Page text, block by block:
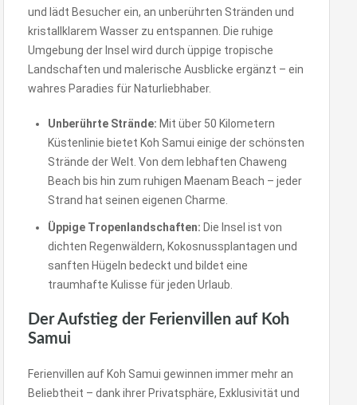
und lädt Besucher ein, an unberührten Stränden und
kristallklarem Wasser zu entspannen. Die ruhige
Umgebung der Insel wird durch üppige tropische
Landschaften und malerische Ausblicke ergänzt – ein
wahres Paradies für Naturliebhaber.
Unberührte Strände: Mit über 50 Kilometern
Küstenlinie bietet Koh Samui einige der schönsten
Strände der Welt. Von dem lebhaften Chaweng
Beach bis hin zum ruhigen Maenam Beach – jeder
Strand hat seinen eigenen Charme.
Üppige Tropenlandschaften: Die Insel ist von
dichten Regenwäldern, Kokosnussplantagen und
sanften Hügeln bedeckt und bildet eine
traumhafte Kulisse für jeden Urlaub.
Der Aufstieg der Ferienvillen auf Koh
Samui
Ferienvillen auf Koh Samui gewinnen immer mehr an
Beliebtheit – dank ihrer Privatsphäre, Exklusivität und